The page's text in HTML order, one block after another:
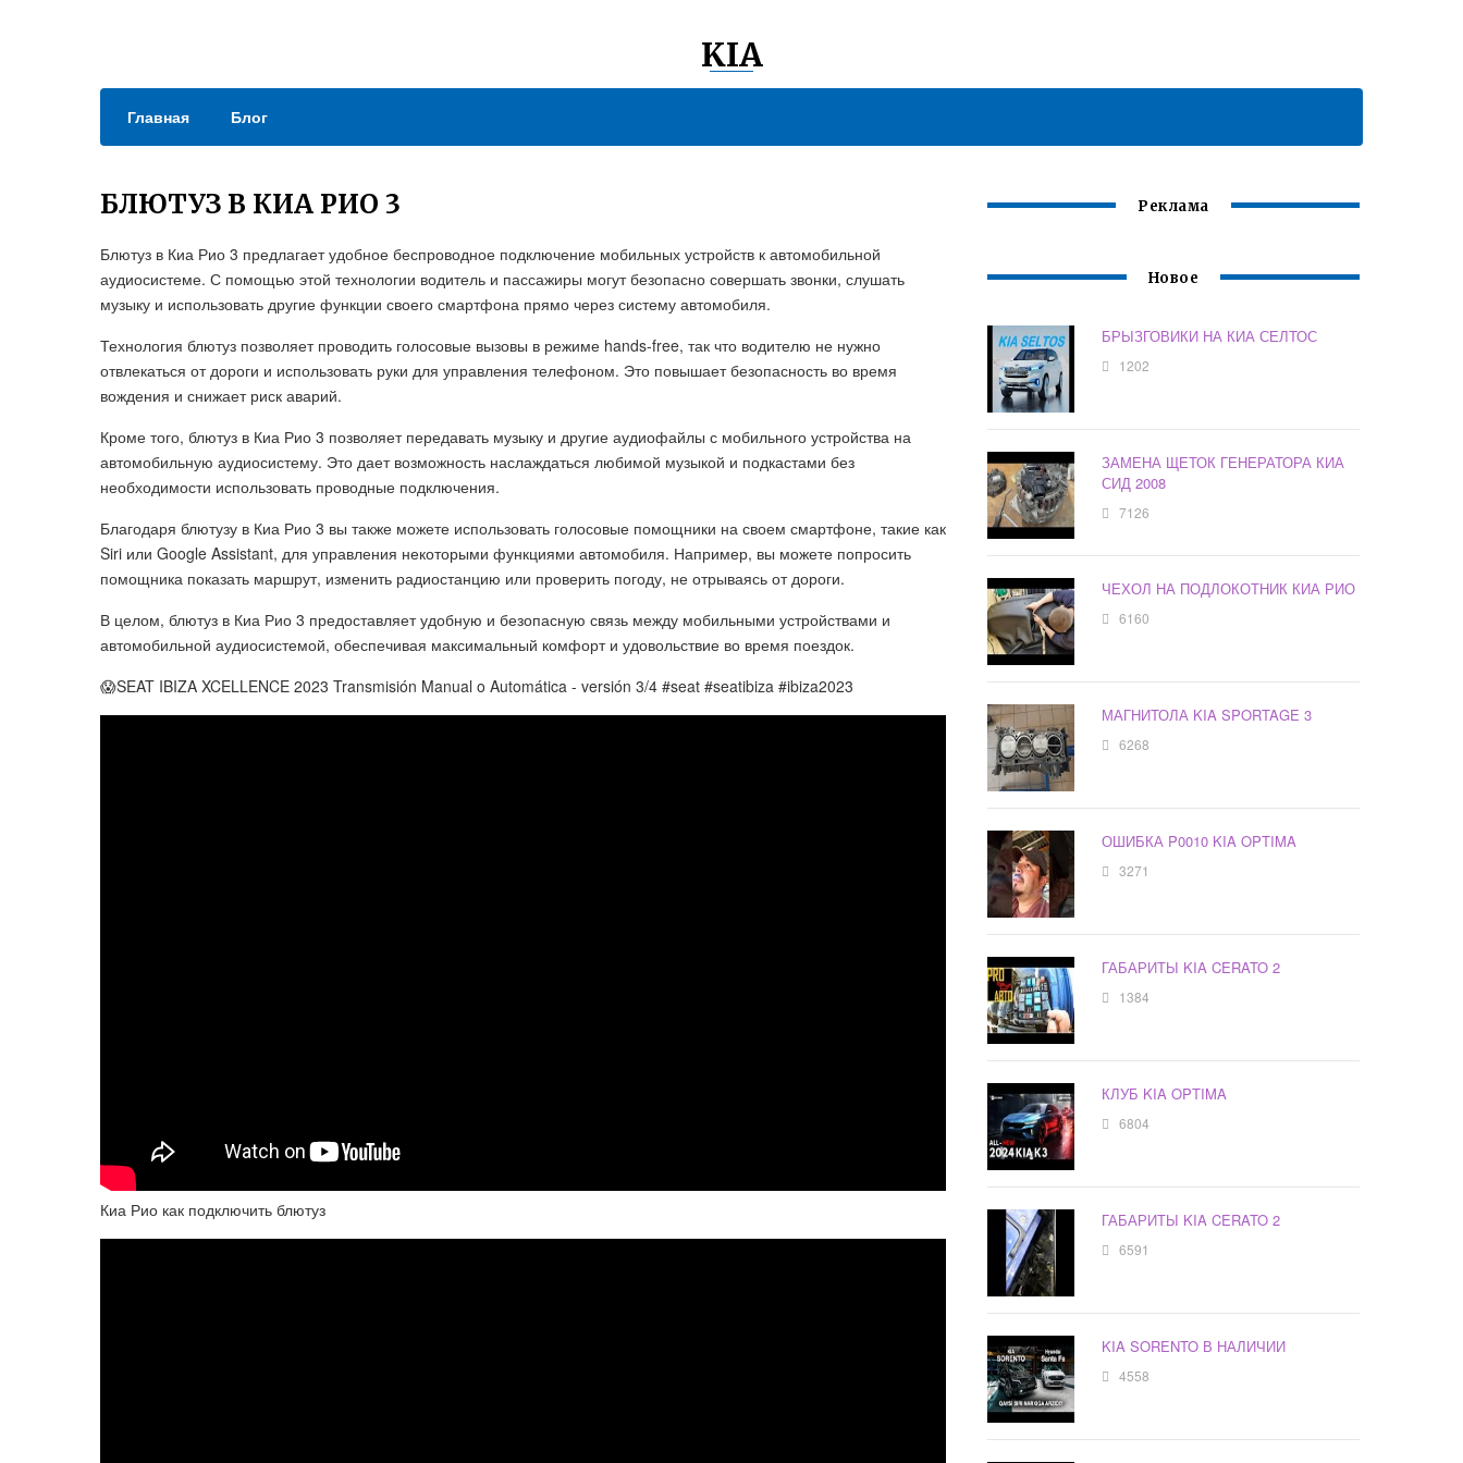
KIA
Главная Блог
БЛЮТУЗ В КИА РИО 3
Блютуз в Киа Рио 3 предлагает удобное беспроводное подключение мобильных устройств к автомобильной
аудиосистеме. С помощью этой технологии водитель и пассажиры могут безопасно совершать звонки, слушать
музыку и использовать другие функции своего смартфона прямо через систему автомобиля.
Технология блютуз позволяет проводить голосовые вызовы в режиме hands-free, так что водителю не нужно
отвлекаться от дороги и использовать руки для управления телефоном. Это повышает безопасность во время
вождения и снижает риск аварий.
Кроме того, блютуз в Киа Рио 3 позволяет передавать музыку и другие аудиофайлы с мобильного устройства на
автомобильную аудиосистему. Это дает возможность наслаждаться любимой музыкой и подкастами без
необходимости использовать проводные подключения.
Благодаря блютузу в Киа Рио 3 вы также можете использовать голосовые помощники на своем смартфоне, такие как
Siri или Google Assistant, для управления некоторыми функциями автомобиля. Например, вы можете попросить
помощника показать маршрут, изменить радиостанцию или проверить погоду, не отрываясь от дороги.
В целом, блютуз в Киа Рио 3 предоставляет удобную и безопасную связь между мобильными устройствами и
автомобильной аудиосистемой, обеспечивая максимальный комфорт и удовольствие во время поездок.
😱SEAT IBIZA XCELLENCE 2023 Transmisión Manual o Automática - versión 3/4 #seat #seatibiza #ibiza2023
Киа Рио как подключить блютуз
Реклама
Новое
БРЫЗГОВИКИ НА КИА СЕЛТОС
1202
ЗАМЕНА ЩЕТОК ГЕНЕРАТОРА КИА
СИД 2008
7126
ЧЕХОЛ НА ПОДЛОКОТНИК КИА РИО
6160
МАГНИТОЛА KIA SPORTAGE 3
6268
ОШИБКА P0010 KIA OPTIMA
3271
ГАБАРИТЫ KIA CERATO 2
1384
КЛУБ KIA OPTIMA
6804
ГАБАРИТЫ KIA CERATO 2
6591
KIA SORENTO В НАЛИЧИИ
4558